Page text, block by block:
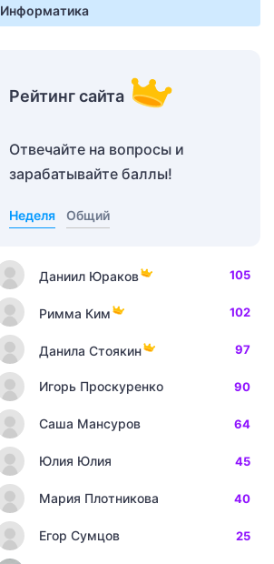
Информатика
Рейтинг сайта
Отвечайте на вопросы и
зарабатывайте баллы!
Неделя Общий
Даниил Юраков 105
Римма Ким 102
Данила Стоякин 97
Игорь Проскуренко 90
Саша Мансуров 64
Юлия Юлия 45
Мария Плотникова 40
Егор Сумцов 25